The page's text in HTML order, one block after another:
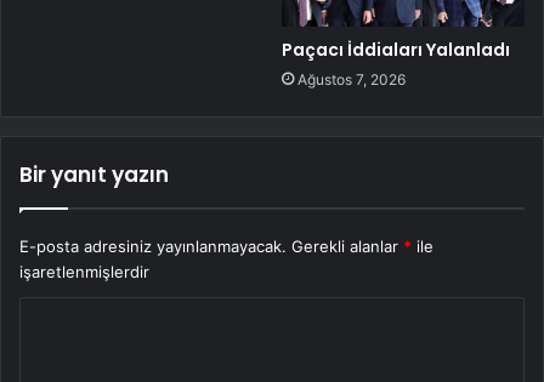
Paçacı İddiaları Yalanladı
Ağustos 7, 2026
Bir yanıt yazın
E-posta adresiniz yayınlanmayacak. Gerekli alanlar * ile
işaretlenmişlerdir